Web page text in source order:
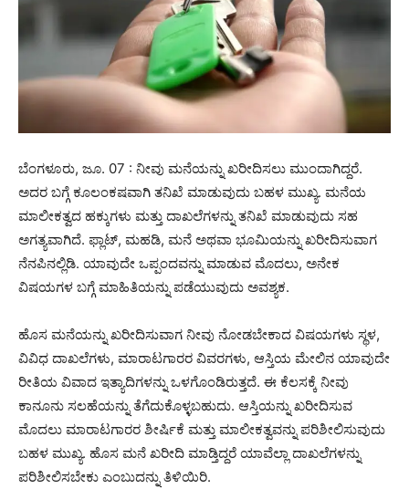
ಬೆಂಗಳೂರು, ಜೂ. 07 : ನೀವು ಮನೆಯನ್ನು ಖರೀದಿಸಲು ಮುಂದಾಗಿದ್ದರೆ.
ಅದರ ಬಗ್ಗೆ ಕೂಲಂಕಷವಾಗಿ ತನಿಖೆ ಮಾಡುವುದು ಬಹಳ ಮುಖ್ಯ. ಮನೆಯ
ಮಾಲೀಕತ್ವದ ಹಕ್ಕುಗಳು ಮತ್ತು ದಾಖಲೆಗಳನ್ನು ತನಿಖೆ ಮಾಡುವುದು ಸಹ
ಅಗತ್ಯವಾಗಿದೆ. ಫ್ಲಾಟ್, ಮಹಡಿ, ಮನೆ ಅಥವಾ ಭೂಮಿಯನ್ನು ಖರೀದಿಸುವಾಗ
ನೆನಪಿನಲ್ಲಿಡಿ. ಯಾವುದೇ ಒಪ್ಪಂದವನ್ನು ಮಾಡುವ ಮೊದಲು, ಅನೇಕ
ವಿಷಯಗಳ ಬಗ್ಗೆ ಮಾಹಿತಿಯನ್ನು ಪಡೆಯುವುದು ಅವಶ್ಯಕ.
ಹೊಸ ಮನೆಯನ್ನು ಖರೀದಿಸುವಾಗ ನೀವು ನೋಡಬೇಕಾದ ವಿಷಯಗಳು ಸ್ಥಳ,
ವಿವಿಧ ದಾಖಲೆಗಳು, ಮಾರಾಟಗಾರರ ವಿವರಗಳು, ಆಸ್ತಿಯ ಮೇಲಿನ ಯಾವುದೇ
ರೀತಿಯ ವಿವಾದ ಇತ್ಯಾದಿಗಳನ್ನು ಒಳಗೊಂಡಿರುತ್ತದೆ. ಈ ಕೆಲಸಕ್ಕೆ ನೀವು
ಕಾನೂನು ಸಲಹೆಯನ್ನು ತೆಗೆದುಕೊಳ್ಳಬಹುದು. ಆಸ್ತಿಯನ್ನು ಖರೀದಿಸುವ
ಮೊದಲು ಮಾರಾಟಗಾರರ ಶೀರ್ಷಿಕೆ ಮತ್ತು ಮಾಲೀಕತ್ವವನ್ನು ಪರಿಶೀಲಿಸುವುದು
ಬಹಳ ಮುಖ್ಯ. ಹೊಸ ಮನೆ ಖರೀದಿ ಮಾಡ್ತಿದ್ದರೆ ಯಾವೆಲ್ಲಾ ದಾಖಲೆಗಳನ್ನು
ಪರಿಶೀಲಿಸಬೇಕು ಎಂಬುದನ್ನು ತಿಳಿಯಿರಿ.